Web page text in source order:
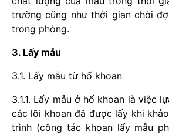
trường cũng như thời gian chời
trong phòng.
3. Lấy mẫu
3.1. Lấy mẫu từ hố khoan
3.1.1. Lấy mẫu ở hố khoan là việc
các lõi khoan đã được lấy khi
trình (công tác khoan lấy mẫu